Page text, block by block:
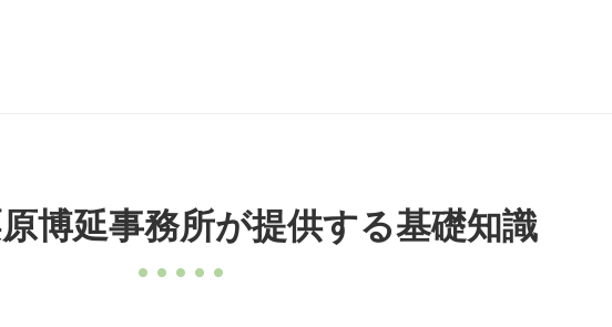
博延事務所が提供する基礎知識